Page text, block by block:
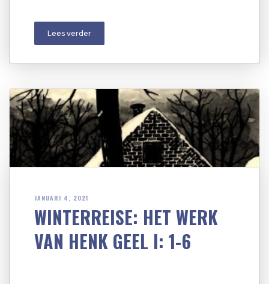
Lees verder
JANUARI 4, 2021
WINTERREISE: HET WERK
VAN HENK GEEL I: 1-6